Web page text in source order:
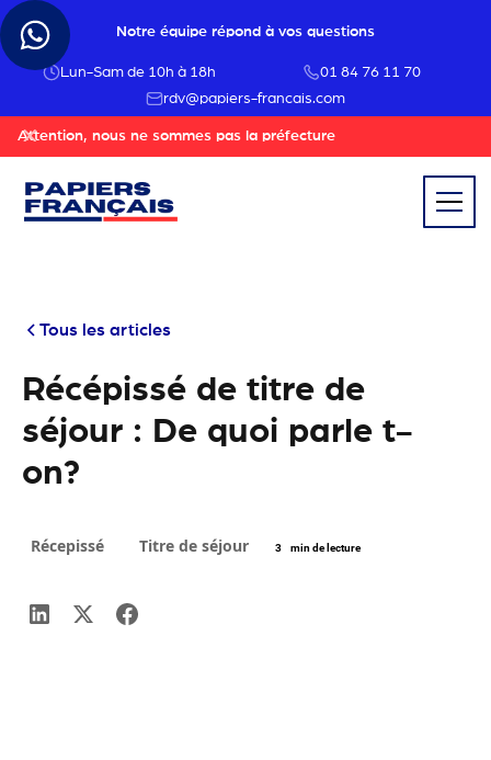
Notre équipe répond à vos questions
Lun-Sam de 10h à 18h
01 84 76 11 70
rdv@papiers-francais.com
Attention, nous ne sommes pas la préfecture
Tous les articles
Récépissé de titre de
séjour : De quoi parle t-
on?
Récepissé Titre de séjour 3 min de lecture